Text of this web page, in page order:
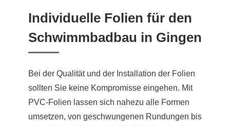
Individuelle Folien für den
Schwimmbadbau in Gingen
Bei der Qualität und der Installation der Folien
sollten Sie keine Kompromisse eingehen. Mit
PVC-Folien lassen sich nahezu alle Formen
umsetzen, von geschwungenen Rundungen bis